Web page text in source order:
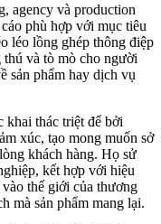
agency và production
phù hợp với mục tiêu
léo lồng ghép thông điệp
và tò mò cho người
sản phẩm hay dịch vụ
khai thác triệt để bởi
xúc, tạo mong muốn sở
khách hàng. Họ sử
kết hợp với hiệu
thế giới của thương
mà sản phẩm mang lại.